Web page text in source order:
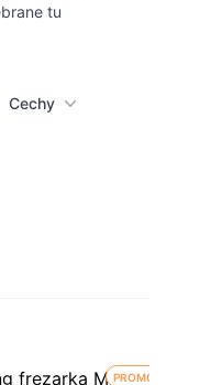
tu
Cechy
PROMOCJA